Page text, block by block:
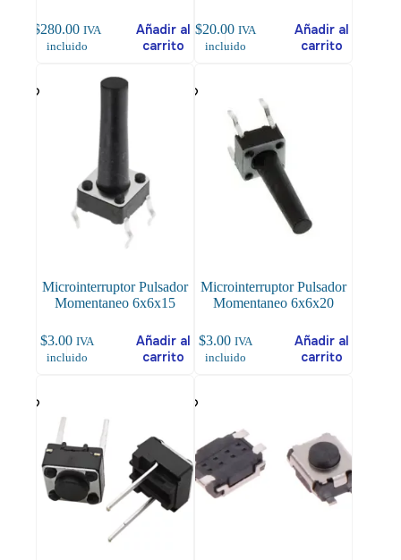
$280.00 IVA
incluido
Añadir al
carrito
$20.00 IVA
incluido
Añadir al
carrito
Microinterruptor Pulsador
Momentaneo 6x6x15
$3.00 IVA
incluido
Añadir al
carrito
Microinterruptor Pulsador
Momentaneo 6x6x20
$3.00 IVA
incluido
Añadir al
carrito